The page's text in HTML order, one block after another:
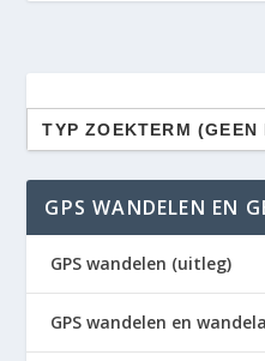
Zoek
naar:
GPS WANDELEN EN
GPS wandelen (uitleg)
GPS wandelen en